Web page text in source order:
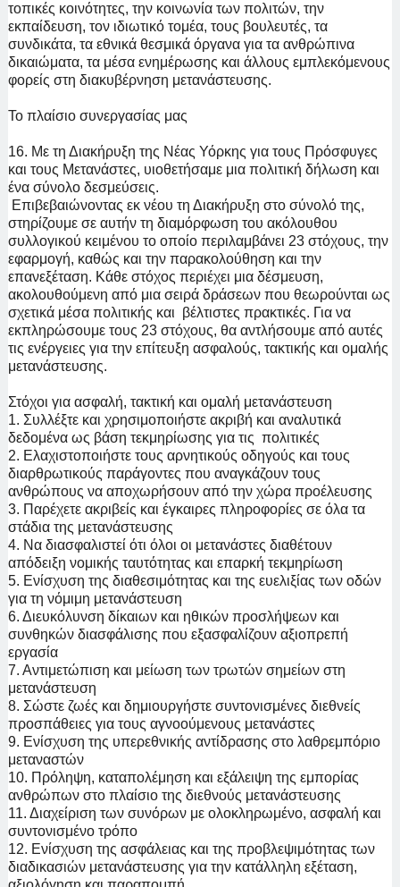
τοπικές κοινότητες, την κοινωνία των πολιτών, την
εκπαίδευση, τον ιδιωτικό τομέα, τους βουλευτές, τα
συνδικάτα, τα εθνικά θεσμικά όργανα για τα ανθρώπινα
δικαιώματα, τα μέσα ενημέρωσης και άλλους εμπλεκόμενους
φορείς στη διακυβέρνηση μετανάστευσης.
Το πλαίσιο συνεργασίας μας
16. Με τη Διακήρυξη της Νέας Υόρκης για τους Πρόσφυγες
και τους Μετανάστες, υιοθετήσαμε μια πολιτική δήλωση και
ένα σύνολο δεσμεύσεις.
Επιβεβαιώνοντας εκ νέου τη Διακήρυξη στο σύνολό της,
στηρίζουμε σε αυτήν τη διαμόρφωση του ακόλουθου
συλλογικού κειμένου το οποίο περιλαμβάνει 23 στόχους, την
εφαρμογή, καθώς και την παρακολούθηση και την
επανεξέταση. Κάθε στόχος περιέχει μια δέσμευση,
ακολουθούμενη από μια σειρά δράσεων που θεωρούνται ως
σχετικά μέσα πολιτικής και βέλτιστες πρακτικές. Για να
εκπληρώσουμε τους 23 στόχους, θα αντλήσουμε από αυτές
τις ενέργειες για την επίτευξη ασφαλούς, τακτικής και ομαλής
μετανάστευσης.
Στόχοι για ασφαλή, τακτική και ομαλή μετανάστευση
1. Συλλέξτε και χρησιμοποιήστε ακριβή και αναλυτικά
δεδομένα ως βάση τεκμηρίωσης για τις πολιτικές
2. Ελαχιστοποιήστε τους αρνητικούς οδηγούς και τους
διαρθρωτικούς παράγοντες που αναγκάζουν τους
ανθρώπους να αποχωρήσουν από την χώρα προέλευσης
3. Παρέχετε ακριβείς και έγκαιρες πληροφορίες σε όλα τα
στάδια της μετανάστευσης
4. Να διασφαλιστεί ότι όλοι οι μετανάστες διαθέτουν
απόδειξη νομικής ταυτότητας και επαρκή τεκμηρίωση
5. Ενίσχυση της διαθεσιμότητας και της ευελιξίας των οδών
για τη νόμιμη μετανάστευση
6. Διευκόλυνση δίκαιων και ηθικών προσλήψεων και
συνθηκών διασφάλισης που εξασφαλίζουν αξιοπρεπή
εργασία
7. Αντιμετώπιση και μείωση των τρωτών σημείων στη
μετανάστευση
8. Σώστε ζωές και δημιουργήστε συντονισμένες διεθνείς
προσπάθειες για τους αγνοούμενους μετανάστες
9. Ενίσχυση της υπερεθνικής αντίδρασης στο λαθρεμπόριο
μεταναστών
10. Πρόληψη, καταπολέμηση και εξάλειψη της εμπορίας
ανθρώπων στο πλαίσιο της διεθνούς μετανάστευσης
11. Διαχείριση των συνόρων με ολοκληρωμένο, ασφαλή και
συντονισμένο τρόπο
12. Ενίσχυση της ασφάλειας και της προβλεψιμότητας των
διαδικασιών μετανάστευσης για την κατάλληλη εξέταση,